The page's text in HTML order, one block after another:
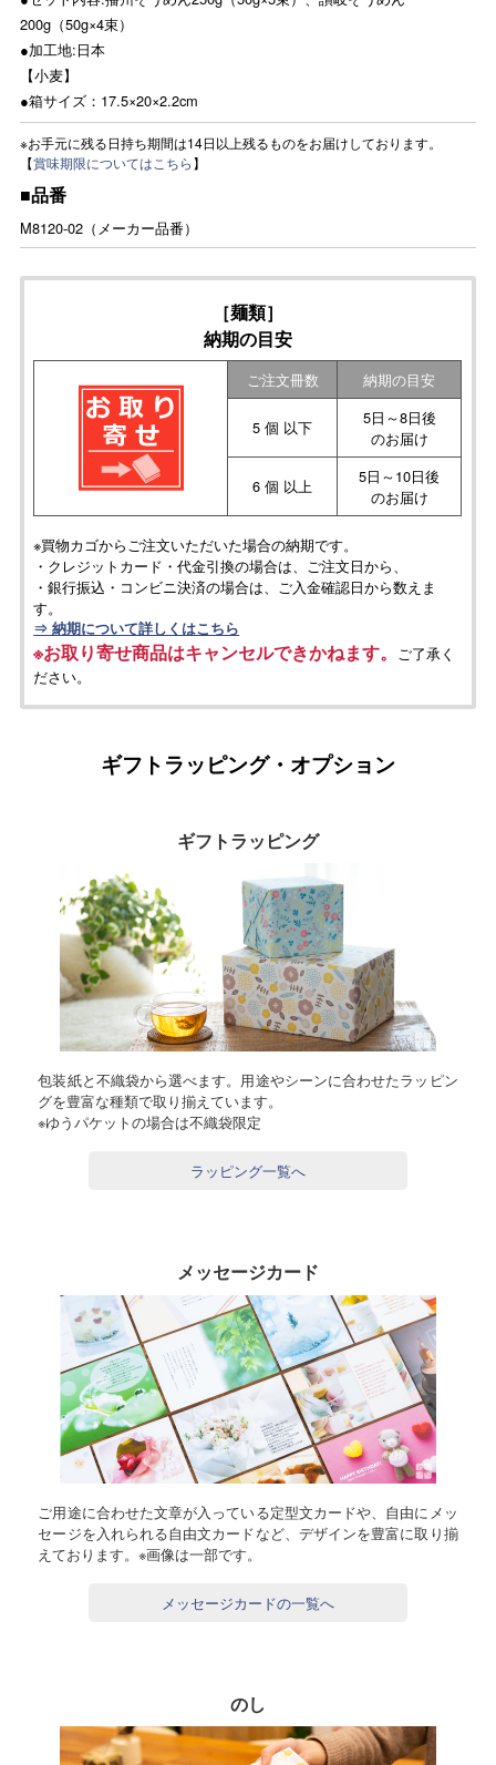
200g（50g×4束）
●加工地:日本
【小麦】
●箱サイズ：17.5×20×2.2cm
※お手元に残る日持ち期間は14日以上残るものをお届けしております。
【賞味期限についてはこちら】
■品番
M8120-02（メーカー品番）
［麺類］
納期の目安
ご注文冊数 納期の目安
5 個 以下
5日～8日後
のお届け
6 個 以上
5日～10日後
のお届け
※買物カゴからご注文いただいた場合の納期です。
・クレジットカード・代金引換の場合は、ご注文日から、
・銀行振込・コンビニ決済の場合は、ご入金確認日から数えま
す。
⇒ 納期について詳しくはこちら
※お取り寄せ商品はキャンセルできかねます。 ご了承く
ださい。
ギフトラッピング・オプション
ギフトラッピング
包装紙と不織袋から選べます。用途やシーンに合わせたラッピン
グを豊富な種類で取り揃えています。
※ゆうパケットの場合は不織袋限定
ラッピング一覧へ
メッセージカード
ご用途に合わせた文章が入っている定型文カードや、自由にメッ
セージを入れられる自由文カードなど、デザインを豊富に取り揃
えております。※画像は一部です。
メッセージカードの一覧へ
のし